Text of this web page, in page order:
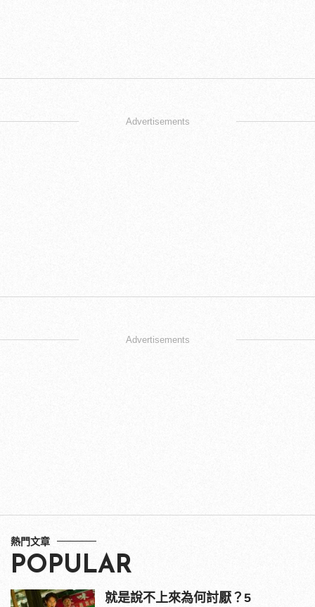
Advertisements
Advertisements
熱門文章
POPULAR
就是說不上來為何討厭？5